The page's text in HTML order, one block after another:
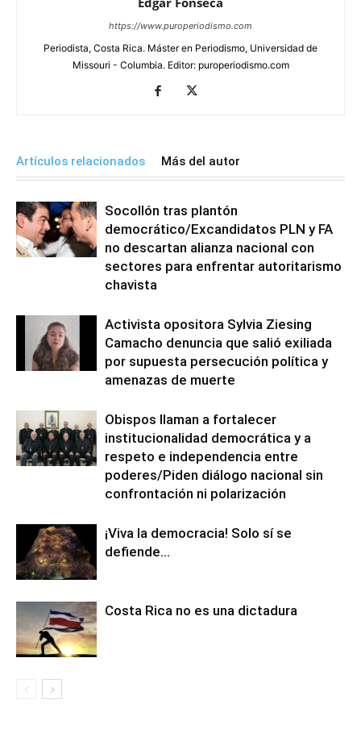
https://www.puroperiodismo.com
Periodista, Costa Rica. Máster en Periodismo, Universidad de
Missouri - Columbia. Editor: puroperiodismo.com
Artículos relacionados Más del autor
Socollón tras plantón
democrático/Excandidatos PLN y FA
no descartan alianza nacional con
sectores para enfrentar autoritarismo
chavista
Activista opositora Sylvia Ziesing
Camacho denuncia que salió exiliada
por supuesta persecución política y
amenazas de muerte
Obispos llaman a fortalecer
institucionalidad democrática y a
respeto e independencia entre
poderes/Piden diálogo nacional sin
confrontación ni polarización
¡Viva la democracia! Solo sí se
defiende…
Costa Rica no es una dictadura